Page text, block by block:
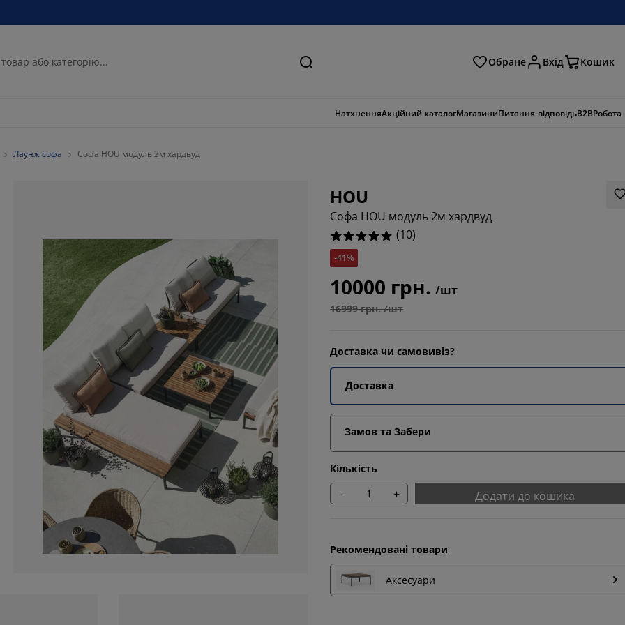
Пошук Обране Вхід Кошик
НатхненняАкційний каталогМагазиниПитання-відповідьB2BРобота
Лаунж софа Софа HOU модуль 2м хардвуд
HOU
Софа HOU модуль 2м хардвуд
(10)
-41%
10000 грн. /шт
16999 грн. /шт
Доставка чи самовивіз?
Доставка
Замов та Забери
Кількість
- + Додати до кошика
Рекомендовані товари
Аксесуари